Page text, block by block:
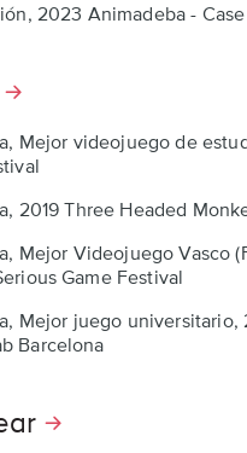
2023 Animadeba -
Mejor videojuego de
2019 Three Headed
Mejor Videojuego Vasco
Game Festival
Mejor juego universitario,
Barcelona